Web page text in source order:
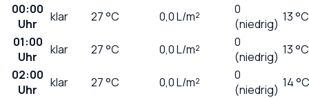
00:00
Uhr
klar 27°C 0,0L/m²
0
(niedrig) 13 °C
01:00
Uhr
klar 27°C 0,0L/m²
0
(niedrig) 13 °C
02:00
Uhr
klar 27°C 0,0L/m²
0
(niedrig) 14 °C